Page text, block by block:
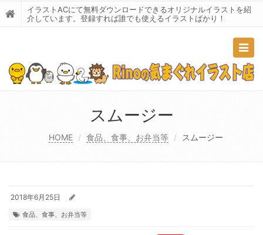
イラストACにて無料ダウンロードできるオリジナルイラストを紹
介しています。登録すれば誰でも使えるイラストばかり！
スムージー
HOME 食品、食事、お弁当等 スムージー
2018年6月25日
食品、食事、お弁当等